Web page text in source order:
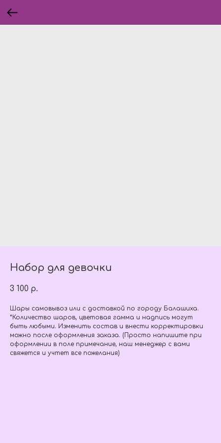
Набор для девочки
3 100 р.
Шары самовывоз или с доставкой по городу Балашиха.
*Количество шаров, цветовая гамма и надпись могут
быть любыми. Изменить состав и внести корректировки
можно после оформления заказа. (Просто напишите при
оформлении в поле примечание, наш менеджер с вами
свяжется и учтет все пожелания)